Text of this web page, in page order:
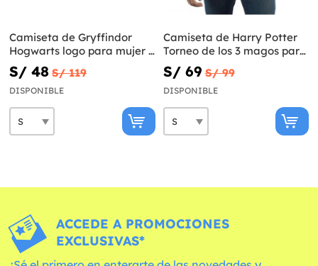
Camiseta de Gryffindor
Hogwarts logo para mujer -
Harry Potter
S/ 48 S/ 119
DISPONIBLE
Camiseta de Harry Potter
Torneo de los 3 magos para
hombre
S/ 69 S/ 99
DISPONIBLE
ACCEDE A PROMOCIONES
EXCLUSIVAS*